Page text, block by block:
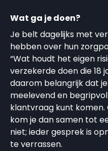
Wat ga je doen?
Je belt dagelijks met
hebben over hun
“Wat houdt het eigen
verzekerde doen die 18
daarom belangrijk dat
meelevend en
klantvraag kunt
kom je dan samen tot
niet; ieder gesprek is
te verrassen.